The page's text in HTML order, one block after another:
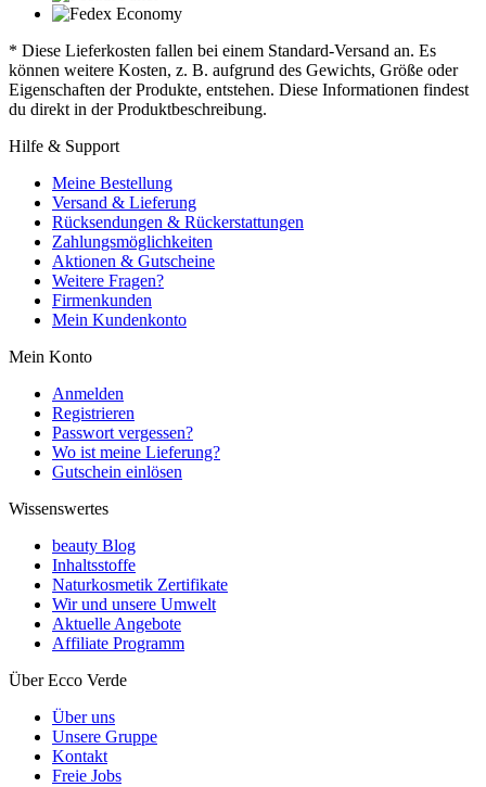
* Diese Lieferkosten fallen bei einem Standard-Versand an. Es
können weitere Kosten, z. B. aufgrund des Gewichts, Größe oder
Eigenschaften der Produkte, entstehen. Diese Informationen findest
du direkt in der Produktbeschreibung.
Hilfe & Support
Meine Bestellung
Versand & Lieferung
Rücksendungen & Rückerstattungen
Zahlungsmöglichkeiten
Aktionen & Gutscheine
Weitere Fragen?
Firmenkunden
Mein Kundenkonto
Mein Konto
Anmelden
Registrieren
Passwort vergessen?
Wo ist meine Lieferung?
Gutschein einlösen
Wissenswertes
beauty Blog
Inhaltsstoffe
Naturkosmetik Zertifikate
Wir und unsere Umwelt
Aktuelle Angebote
Affiliate Programm
Über Ecco Verde
Über uns
Unsere Gruppe
Kontakt
Freie Jobs